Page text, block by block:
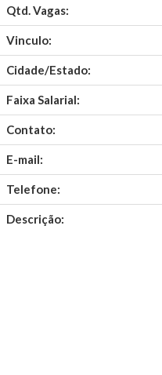
Qtd. Vagas:
Vinculo:
Cidade/Estado:
Faixa Salarial:
Contato:
E-mail:
Telefone:
Descrição: